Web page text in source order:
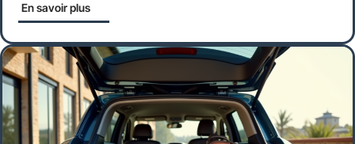
En savoir plus